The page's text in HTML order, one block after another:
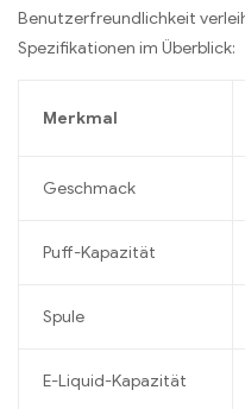
Benutzerfreundlichkeit
Spezifikationen im Überblick:
Merkmal
Geschmack
Puff-Kapazität
Spule
E-Liquid-Kapazität